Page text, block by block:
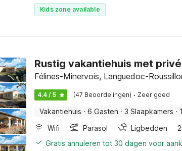
Kids zone available
Rustig vakantiehuis met
Félines-Minervois, Languedoc-
4.4 / 5 (47 Beoordelingen) · Zeer goed
Vakantiehuis · 6 Gasten · 3 Slaapkamers ·
Wifi
Parasol Ligbedden
Gratis annuleren tot 30 dagen voor